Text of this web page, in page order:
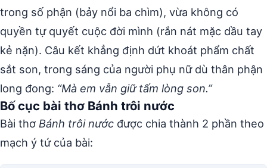
trong số phận (bảy nổi ba chìm), vừa không có
quyền tự quyết cuộc đời mình (rắn nát mặc dầu tay
kẻ nặn). Câu kết khẳng định dứt khoát phẩm chất
sắt son, trong sáng của người phụ nữ dù thân phận
long đong: “Mà em vẫn giữ tấm lòng son.”
Bố cục bài thơ Bánh trôi nước
Bài thơ Bánh trôi nước được chia thành 2 phần theo
mạch ý tứ của bài: